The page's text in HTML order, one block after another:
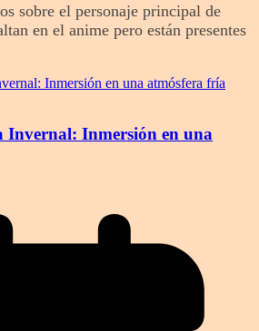
sobre el personaje principal de
en el anime pero están presentes
Invernal: Inmersión en una